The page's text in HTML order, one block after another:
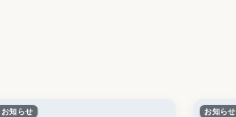
お知らせ お知らせ